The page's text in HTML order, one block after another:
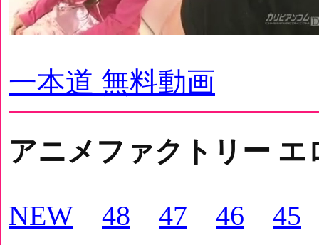
一本道 無料動画
アニメファクトリー
NEW
48 47 46
45